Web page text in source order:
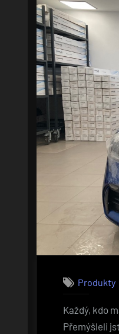
Produkty
Každý, kdo
Přemýšleli